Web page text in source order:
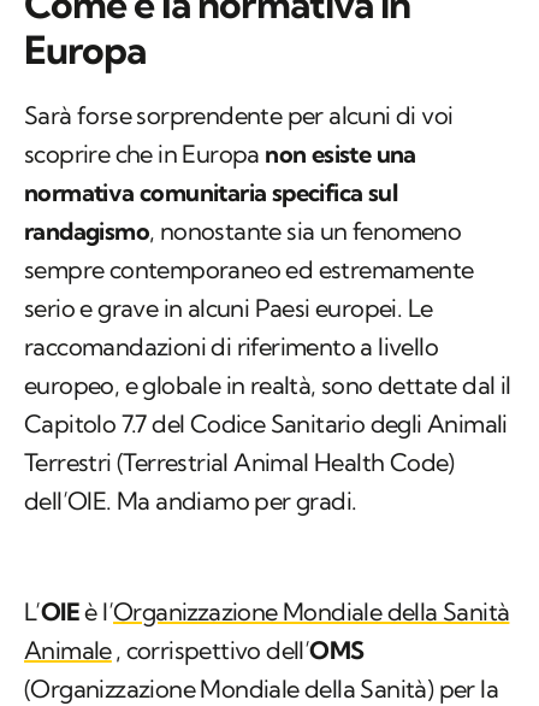
Europa
Sarà forse sorprendente per alcuni di voi
scoprire che in Europa non esiste una
normativa comunitaria specifica sul
randagismo, nonostante sia un fenomeno
sempre contemporaneo ed estremamente
serio e grave in alcuni Paesi europei. Le
raccomandazioni di riferimento a livello
europeo, e globale in realtà, sono dettate dal il
Capitolo 7.7 del Codice Sanitario degli Animali
Terrestri (Terrestrial Animal Health Code)
dell’OIE. Ma andiamo per gradi.
L’OIEè l’Organizzazione Mondiale della Sanità
Animale, corrispettivo dell’OMS
(Organizzazione Mondiale della Sanità) per la